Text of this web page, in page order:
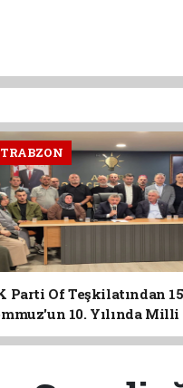
TRABZON
Parti Of Teşkilatından 15
10. Yılında Milli
Vurgusu